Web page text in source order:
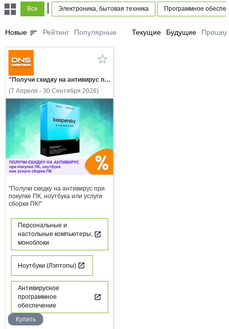
Все | Электроника, бытовая техника Программное
Новые sort Рейтинг Популярные Текущие Будущие
"Получи скидку на антивирус при покупке ПК, ноутбука или услуги сборки ПК!"
(7 Апреля - 30 Сентября 2026)
"Получи скидку на антивирус при
покупке ПК, ноутбука или услуги
сборки ПК!"
Персональные и
настольные компьютеры,
моноблоки
Ноутбуки (Лэптопы)
Антивирусное
программное
обеспечение
Купить